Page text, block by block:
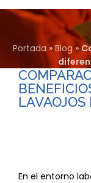
Portada » Blog »
LAVAOJOS
En el entorno